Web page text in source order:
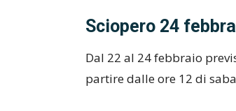
Sciopero 24
Dal 22 al 24 febbraio
partire dalle ore 12 di